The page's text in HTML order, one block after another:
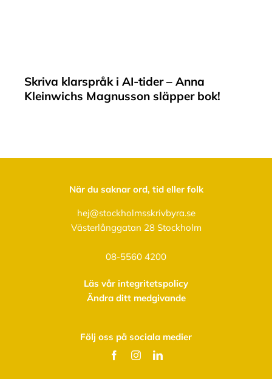
Skriva klarspråk i AI-tider – Anna
Kleinwichs Magnusson släpper bok!
När du saknar ord, tid eller folk
hej@stockholmsskrivbyra.se
Västerlånggatan 28 Stockholm
08-5560 4200
Läs vår integritetspolicy
Ändra ditt medgivande
Följ oss på sociala medier